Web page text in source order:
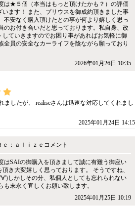
は★５個（本当はもっと頂けたかも？）の評価
ます！ また、プリウスを御成約頂きました事
不安なく購入頂けたとの事が何より嬉しく思っ
のお付き合いだと思っております。私自身、改
ていきますのでお困り事があればお気軽に御
全員の安全なカーライフを陰ながら願っており
2026年01月26日 10:35
ましたが、 realiseさんは迅速な対応してくれまし
2025年01月24日 14:15
：ａｌｉｚｅコメント
SAIの御購入を頂きまして誠に有難う御座い
き大変嬉しく思っております。 そうですね、
しかしその分、私個人としても忘れられない
末永く宜しくお願い致します。
2025年01月25日 10:19